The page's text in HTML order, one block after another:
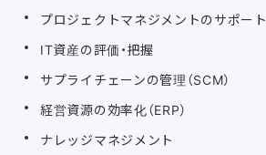
プロジェクトマネジメントのサポート
IT資産の評価・把握
サプライチェーンの管理（SCM）
経営資源の効率化（ERP）
ナレッジマネジメント